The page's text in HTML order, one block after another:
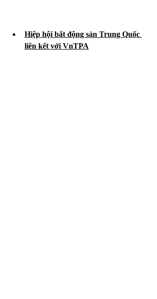
Hiệp hội bất động sản Trung Quốc
liên kết với VnTPA